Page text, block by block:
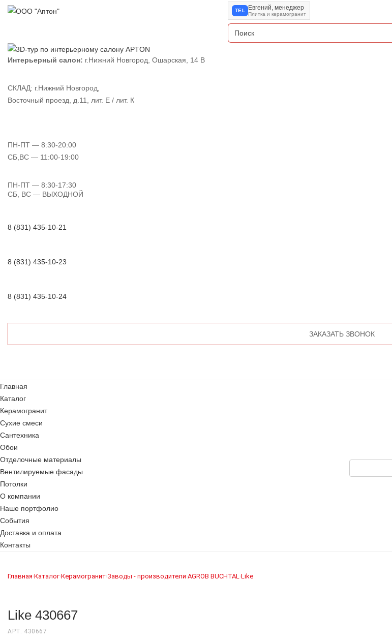
TEL Евгений, менеджер
Плитка и керамогранит
Интерьерный салон: г.Нижний Новгород, Ошарская, 14 В
СКЛАД: г.Нижний Новгород,
Восточный проезд, д.11, лит. Е / лит. К
ПН-ПТ — 8:30-20:00
СБ,ВС — 11:00-19:00
ПН-ПТ — 8:30-17:30
СБ, ВС — ВЫХОДНОЙ
8 (831) 435-10-21
8 (831) 435-10-23
8 (831) 435-10-24
ЗАКАЗАТЬ ЗВОНОК
Главная
Каталог
Керамогранит
Сухие смеси
Сантехника
Обои
Отделочные материалы
Вентилируемые фасады
Потолки
О компании
Наше портфолио
События
Доставка и оплата
Контакты
Главная›Каталог›Керамогранит›Заводы - производители›AGROB BUCHTAL›Like
Like 430667
АРТ. 430667